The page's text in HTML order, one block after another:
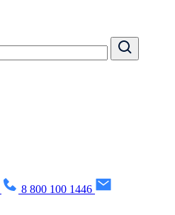
8 800 100 1446